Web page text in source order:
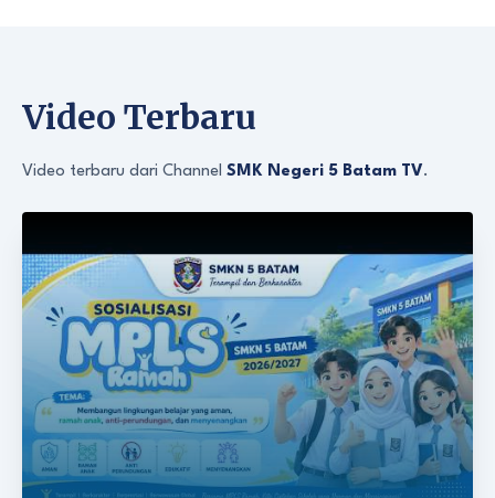
Video Terbaru
Video terbaru dari Channel SMK Negeri 5 Batam TV.